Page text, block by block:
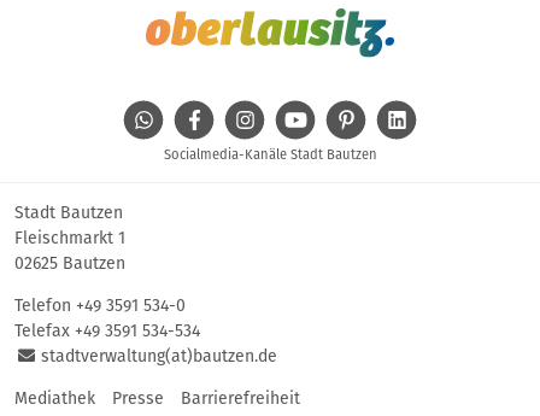
WhatsAppFacebookInstagramYoutube Pinterest
Socialmedia-Kanäle Stadt Bautzen
Stadt Bautzen
Fleischmarkt 1
02625 Bautzen
Telefon +49 3591 534-0
Telefax +49 3591 534-534
stadtverwaltung(at)bautzen.de
Mediathek Presse Barrierefreiheit